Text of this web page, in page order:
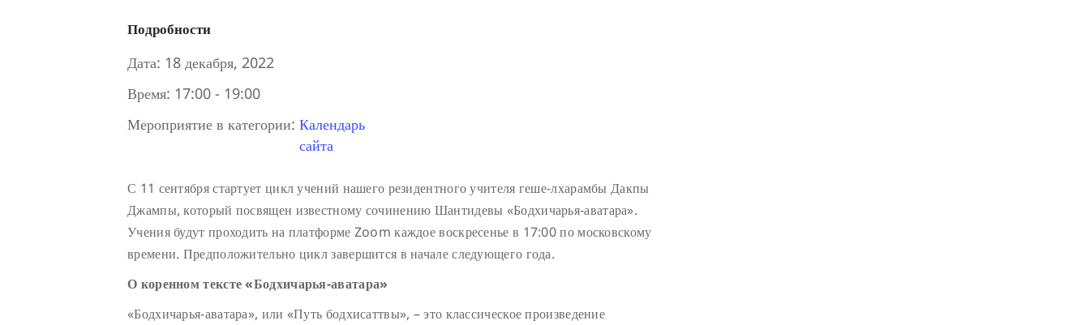
Подробности
Дата: 18 декабря, 2022
Время: 17:00 - 19:00
Мероприятие в категории: Календарь
сайта
С 11 сентября стартует цикл учений нашего резидентного учителя геше-лхарамбы Дакпы
Джампы, который посвящен известному сочинению Шантидевы «Бодхичарья-аватара».
Учения будут проходить на платформе Zoom каждое воскресенье в 17:00 по московскому
времени. Предположительно цикл завершится в начале следующего года.
О коренном тексте «Бодхичарья-аватара»
«Бодхичарья-аватара», или «Путь бодхисаттвы», – это классическое произведение